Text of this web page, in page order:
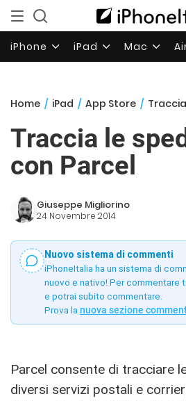
iPhone iPad Mac
Home / iPad / App Store / Traccia
Traccia le
con Parcel
Giuseppe Migliorino
24 Novembre 2014
Nuovo sistema di commenti
iPhoneItalia ha un sistema di
nuovo e nativo! Per commentare
e potrai subito commentare.
Prova la nuova sezione
Parcel consente di tracciare
diversi servizi postali e